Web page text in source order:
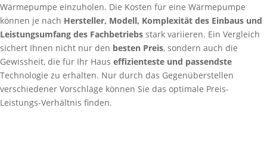
Wärmepumpe einzuholen. Die Kosten für eine Wärmepumpe
können je nach Hersteller, Modell, Komplexität des Einbaus und
Leistungsumfang des Fachbetriebs stark variieren. Ein Vergleich
sichert Ihnen nicht nur den besten Preis, sondern auch die
Gewissheit, die für Ihr Haus effizienteste und passendste
Technologie zu erhalten. Nur durch das Gegenüberstellen
verschiedener Vorschläge können Sie das optimale Preis-
Leistungs-Verhältnis finden.